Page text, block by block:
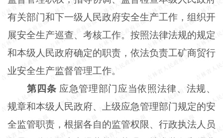
有关部门和下一级人民政府安全生产工作，组织开
展安全生产巡查、考核工作。按照法律法规的规定
和本级人民政府确定的职责，依法负责工矿商贸行
业安全生产监督管理工作。
第四条 应急管理部门应当依照法律、法规、
规章和本级人民政府、上级应急管理部门规定的安
全监管职责，根据各自的监管权限、行政执法人员